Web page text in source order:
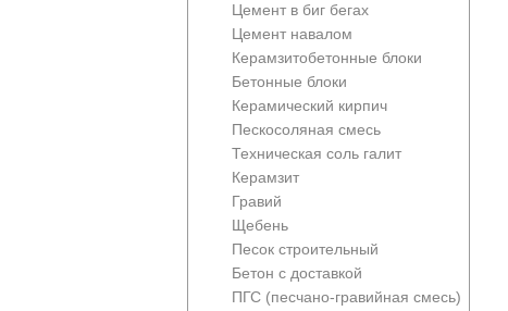
Цемент в биг бегах
Цемент навалом
Керамзитобетонные блоки
Бетонные блоки
Керамический кирпич
Пескосоляная смесь
Техническая соль галит
Керамзит
Гравий
Щебень
Песок строительный
Бетон с доставкой
ПГС (песчано-гравийная смесь)